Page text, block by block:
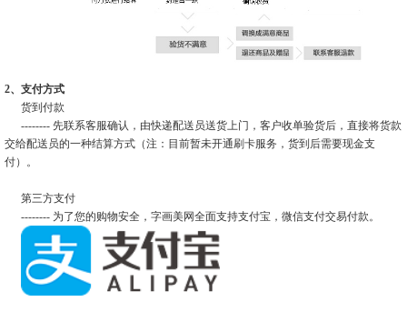
2、支付方式
货到付款
-------- 先联系客服确认，由快递配送员送货上门，客户收单验货后，直接将货款
交给配送员的一种结算方式（注：目前暂未开通刷卡服务，货到后需要现金支
付）。
第三方支付
-------- 为了您的购物安全，字画美网全面支持支付宝，微信支付交易付款。